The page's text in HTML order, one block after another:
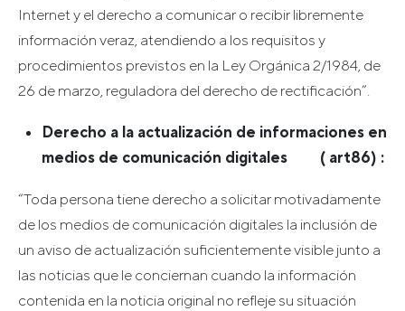
Internet y el derecho a comunicar o recibir libremente
información veraz, atendiendo a los requisitos y
procedimientos previstos en la Ley Orgánica 2/1984, de
26 de marzo, reguladora del derecho de rectificación”.
Derecho a la actualización de informaciones en
medios de comunicación digitales ( art86) :
“Toda persona tiene derecho a solicitar motivadamente
de los medios de comunicación digitales la inclusión de
un aviso de actualización suficientemente visible junto a
las noticias que le conciernan cuando la información
contenida en la noticia original no refleje su situación